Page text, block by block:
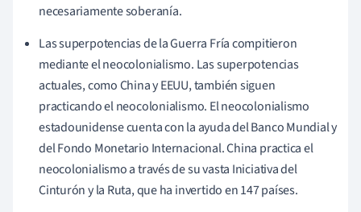
necesariamente soberanía.
Las superpotencias de la Guerra Fría compitieron
mediante el neocolonialismo. Las superpotencias
actuales, como China y EEUU, también siguen
practicando el neocolonialismo. El neocolonialismo
estadounidense cuenta con la ayuda del Banco Mundial y
del Fondo Monetario Internacional. China practica el
neocolonialismo a través de su vasta Iniciativa del
Cinturón y la Ruta, que ha invertido en 147 países.